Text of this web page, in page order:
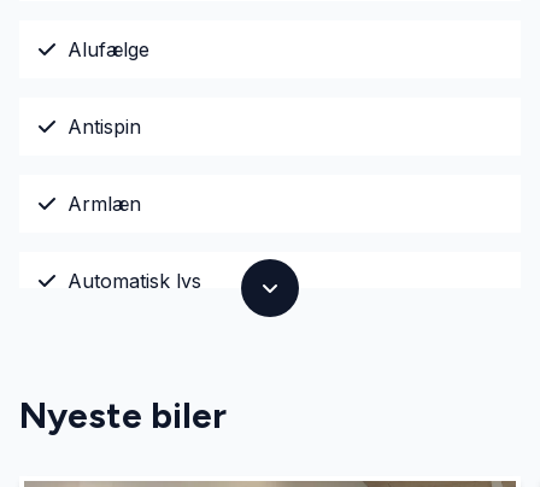
Alufælge
Antispin
Armlæn
Automatisk lys
Dæktryksystem
Nyeste biler